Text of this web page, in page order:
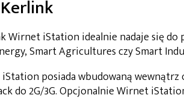
Wirnet iStation idealnie nadaje się do
Smart Agricultures czy Smart
posiada wbudowaną wewnątrz
do 2G/3G. Opcjonalnie Wirnet